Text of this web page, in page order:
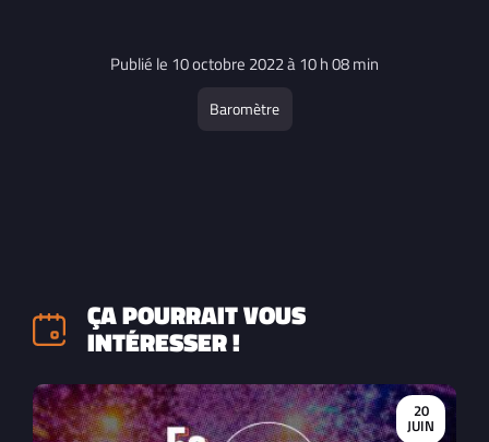
Publié le 10 octobre 2022 à 10 h 08 min
Baromètre
ÇA POURRAIT VOUS
INTÉRESSER !
20
JUIN